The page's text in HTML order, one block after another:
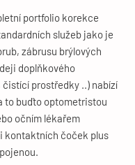
portfolio korekce
služeb jako je
zábrusu brýlových
doplňkového
prostředky ..) nabízí
to buďto optometristou
očním lékařem
kontaktních čoček plus